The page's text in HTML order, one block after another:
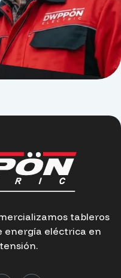
tableros
energía eléctrica en